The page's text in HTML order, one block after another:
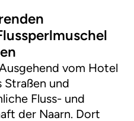
vom Hotel
Straßen und
Fluss- und
der Naarn. Dort